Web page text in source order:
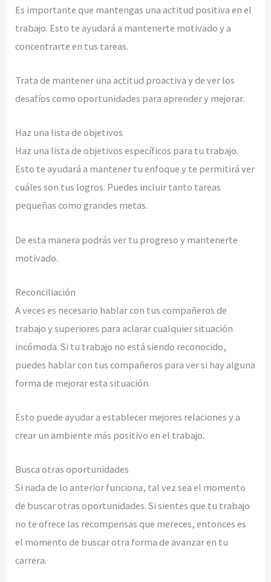
Es importante que mantengas una actitud positiva en el
trabajo. Esto te ayudará a mantenerte motivado y a
concentrarte en tus tareas.
Trata de mantener una actitud proactiva y de ver los
desafíos como oportunidades para aprender y mejorar.
Haz una lista de objetivos
Haz una lista de objetivos específicos para tu trabajo.
Esto te ayudará a mantener tu enfoque y te permitirá ver
cuáles son tus logros. Puedes incluir tanto tareas
pequeñas como grandes metas.
De esta manera podrás ver tu progreso y mantenerte
motivado.
Reconciliación
A veces es necesario hablar con tus compañeros de
trabajo y superiores para aclarar cualquier situación
incómoda. Si tu trabajo no está siendo reconocido,
puedes hablar con tus compañeros para ver si hay alguna
forma de mejorar esta situación.
Esto puede ayudar a establecer mejores relaciones y a
crear un ambiente más positivo en el trabajo.
Busca otras oportunidades
Si nada de lo anterior funciona, tal vez sea el momento
de buscar otras oportunidades. Si sientes que tu trabajo
no te ofrece las recompensas que mereces, entonces es
el momento de buscar otra forma de avanzar en tu
carrera.